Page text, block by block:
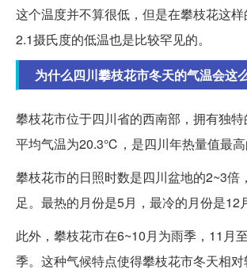
这个温度并不算很低，但是在攀枝花这
2.1摄氏度的低温也是比较罕见的。
为什么四川攀枝花市冬天的气温会这
攀枝花市位于四川省的西南部，拥有独
平均气温为20.3℃，是四川年热量值最高
攀枝花市的日照时数是四川盆地的2~3倍
足。最热的月份是5月，最冷的月份是12
此外，攀枝花市在6~10月为雨季，11月
季。这种气候特点使得攀枝花市冬天相